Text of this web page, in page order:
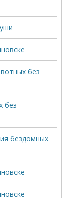
без
без
бездомных